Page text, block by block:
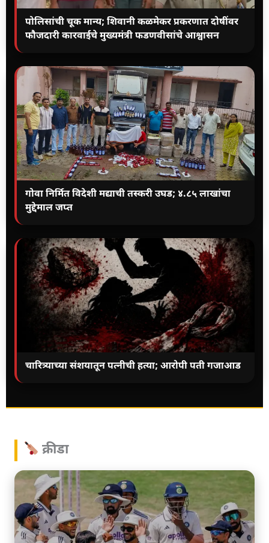
पोलिसांची चूक मान्य; शिवानी कळमेकर प्रकरणात दोषींवर
फौजदारी कारवाईचे मुख्यमंत्री फडणवीसांचे आश्वासन
गोवा निर्मित विदेशी मद्याची तस्करी उघड; ४.८५ लाखांचा
मुद्देमाल जप्त
चारित्र्याच्या संशयातून पत्नीची हत्या; आरोपी पती गजाआड
क्रीडा